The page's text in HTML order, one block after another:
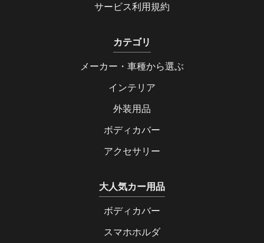
サービス利用規約
カテゴリ
メーカー・車種から選ぶ
インテリア
外装用品
ボディカバー
アクセサリー
大人気カー用品
ボディカバー
スマホホルダ